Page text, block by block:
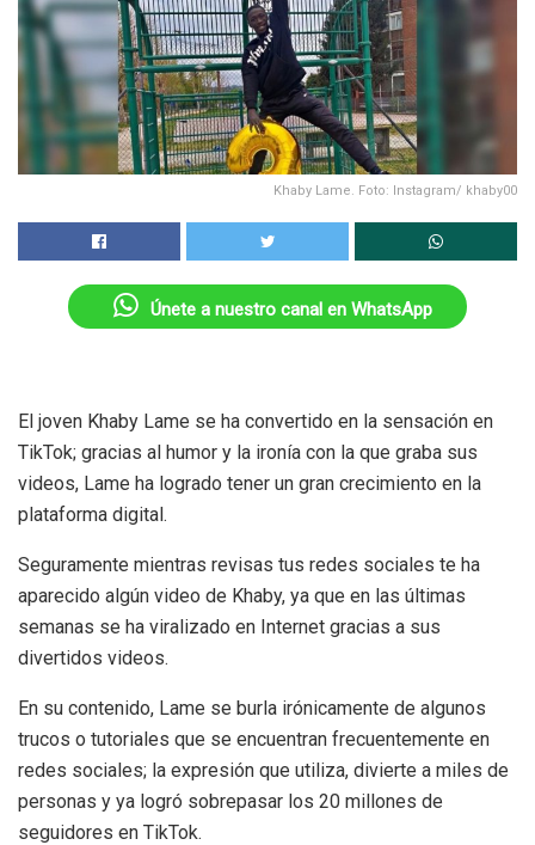
Khaby Lame. Foto: Instagram/ khaby00
Únete a nuestro canal en WhatsApp
El joven Khaby Lame se ha convertido en la sensación en
TikTok; gracias al humor y la ironía con la que graba sus
videos, Lame ha logrado tener un gran crecimiento en la
plataforma digital.
Seguramente mientras revisas tus redes sociales te ha
aparecido algún video de Khaby, ya que en las últimas
semanas se ha viralizado en Internet gracias a sus
divertidos videos.
En su contenido, Lame se burla irónicamente de algunos
trucos o tutoriales que se encuentran frecuentemente en
redes sociales; la expresión que utiliza, divierte a miles de
personas y ya logró sobrepasar los 20 millones de
seguidores en TikTok.